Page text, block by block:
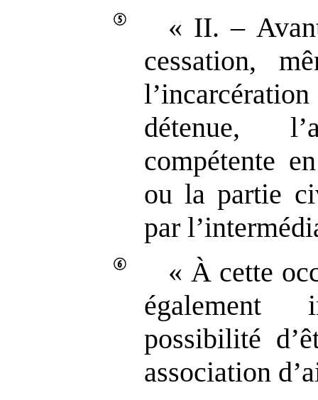
« II. –
cessation,
détenue,
compétente
ou la partie
par
« À cette
possibilité
association